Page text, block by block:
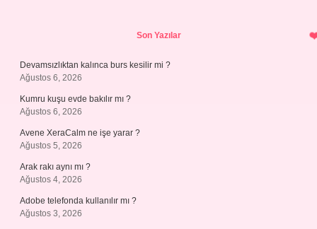
Son Yazılar
Devamsızlıktan kalınca burs kesilir mi ?
Ağustos 6, 2026
Kumru kuşu evde bakılır mı ?
Ağustos 6, 2026
Avene XeraCalm ne işe yarar ?
Ağustos 5, 2026
Arak rakı aynı mı ?
Ağustos 4, 2026
Adobe telefonda kullanılır mı ?
Ağustos 3, 2026